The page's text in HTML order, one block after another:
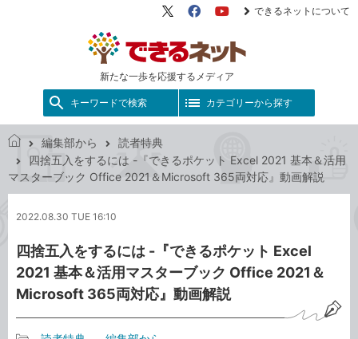
新たな一歩を応援するメディア
X（旧
FacebookYouTube
できるネットについて
キーワードで検索 カテゴリーから探す
で
き
ッ
編集部から
読者特典
四捨五入をするには -『できるポケット Excel 2021 基本＆活用
マスターブック Office 2021＆Microsoft 365両対応』動画解説
2022.08.30 TUE 16:10
四捨五入をするには -『できるポケット Excel
2021 基本＆活用マスターブック Office 2021＆
Microsoft 365両対応』動画解説